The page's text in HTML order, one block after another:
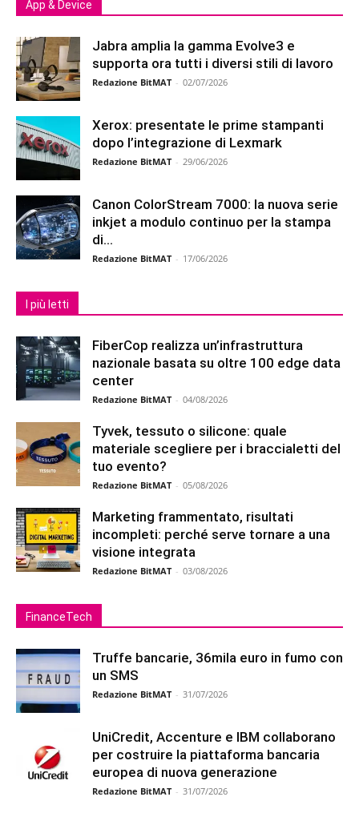
App & Device
Jabra amplia la gamma Evolve3 e
supporta ora tutti i diversi stili di lavoro
Redazione BitMAT - 02/07/2026
Xerox: presentate le prime stampanti
dopo l’integrazione di Lexmark
Redazione BitMAT - 29/06/2026
Canon ColorStream 7000: la nuova serie
inkjet a modulo continuo per la stampa
di...
Redazione BitMAT - 17/06/2026
I più letti
FiberCop realizza un’infrastruttura
nazionale basata su oltre 100 edge data
center
Redazione BitMAT - 04/08/2026
Tyvek, tessuto o silicone: quale
materiale scegliere per i braccialetti del
tuo evento?
Redazione BitMAT - 05/08/2026
Marketing frammentato, risultati
incompleti: perché serve tornare a una
visione integrata
Redazione BitMAT - 03/08/2026
FinanceTech
Truffe bancarie, 36mila euro in fumo con
un SMS
Redazione BitMAT - 31/07/2026
UniCredit, Accenture e IBM collaborano
per costruire la piattaforma bancaria
europea di nuova generazione
Redazione BitMAT - 31/07/2026